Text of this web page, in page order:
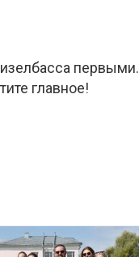
первыми.
главное!